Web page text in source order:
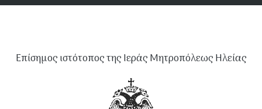
Επίσημος ιστότοπος της Ιεράς Μητροπόλεως Ηλείας